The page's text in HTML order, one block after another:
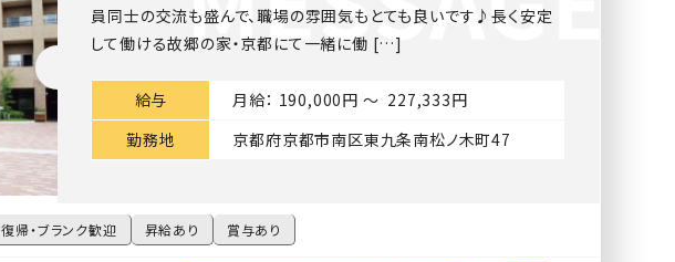
復帰・ブランク歓迎 昇給あり 賞与あり
員同士の交流も盛んで、職場の雰囲気もとても良いです♪長く安定
して働ける故郷の家・京都にて一緒に働 […]
給与
月給： 190,000円 〜 227,333円
勤務地
京都府京都市南区東九条南松ノ木町47